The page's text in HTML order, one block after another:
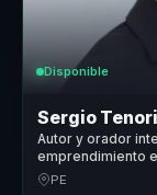
Disponible
Sergio
Autor y orador
emprendimiento
y equipos.
PE